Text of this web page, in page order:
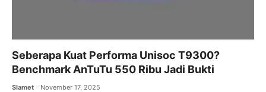
Seberapa Kuat Performa Unisoc T9300?
Benchmark AnTuTu 550 Ribu Jadi Bukti
Slamet November 17, 2025